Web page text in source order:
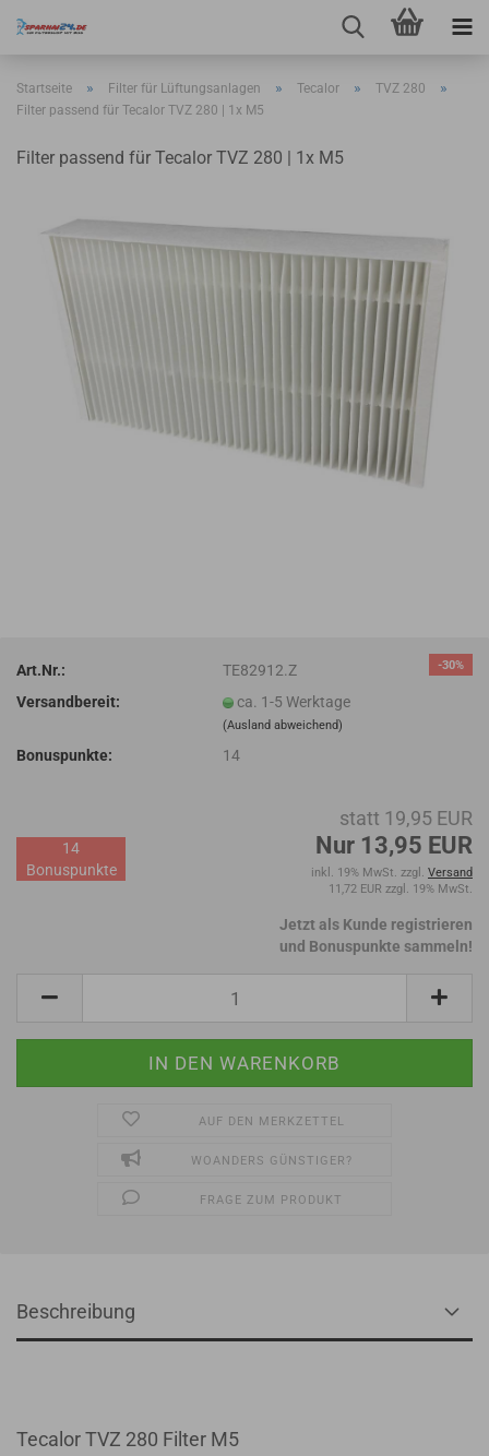
Startseite » Filter für Lüftungsanlagen » Tecalor » TVZ 280 »
Filter passend für Tecalor TVZ 280 | 1x M5
Filter passend für Tecalor TVZ 280 | 1x M5
-30%
Art.Nr.:
TE82912.Z
Versandbereit:
ca. 1-5 Werktage
(Ausland abweichend)
Bonuspunkte: 14
statt 19,95 EUR
Nur 13,95 EUR
inkl. 19% MwSt. zzgl. Versand
11,72 EUR zzgl. 19% MwSt.
14
Bonuspunkte
Jetzt als Kunde registrieren
und Bonuspunkte sammeln!
AUF DEN MERKZETTEL
WOANDERS GÜNSTIGER?
FRAGE ZUM PRODUKT
Beschreibung
Tecalor TVZ 280 Filter M5